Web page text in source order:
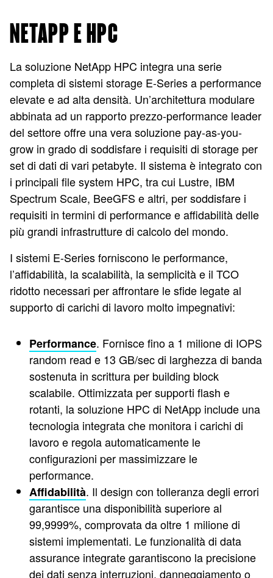
NETAPP E HPC
La soluzione NetApp HPC integra una serie
completa di sistemi storage E-Series a performance
elevate e ad alta densità. Un’architettura modulare
abbinata ad un rapporto prezzo-performance leader
del settore offre una vera soluzione pay-as-you-
grow in grado di soddisfare i requisiti di storage per
set di dati di vari petabyte. Il sistema è integrato con
i principali file system HPC, tra cui Lustre, IBM
Spectrum Scale, BeeGFS e altri, per soddisfare i
requisiti in termini di performance e affidabilità delle
più grandi infrastrutture di calcolo del mondo.
I sistemi E-Series forniscono le performance,
l’affidabilità, la scalabilità, la semplicità e il TCO
ridotto necessari per affrontare le sfide legate al
supporto di carichi di lavoro molto impegnativi:
Performance. Fornisce fino a 1 milione di IOPS
random read e 13 GB/sec di larghezza di banda
sostenuta in scrittura per building block
scalabile. Ottimizzata per supporti flash e
rotanti, la soluzione HPC di NetApp include una
tecnologia integrata che monitora i carichi di
lavoro e regola automaticamente le
configurazioni per massimizzare le
performance.
Affidabilità. Il design con tolleranza degli errori
garantisce una disponibilità superiore al
99,9999%, comprovata da oltre 1 milione di
sistemi implementati. Le funzionalità di data
assurance integrate garantiscono la precisione
dei dati senza interruzioni, danneggiamento o